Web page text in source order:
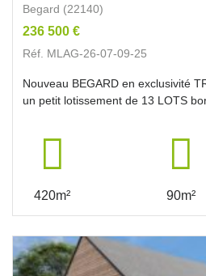
Begard (22140)
236 500 €
Réf. MLAG-26-07-09-25
Nouveau BEGARD en exclusivité
un petit lotissement de 13 LOTS
420m² 90m²